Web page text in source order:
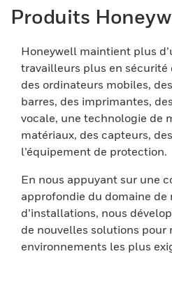
Produits
Honeywell maintient plus
travailleurs plus en
des ordinateurs mobiles,
barres, des imprimantes,
vocale, une technologie de
matériaux, des capteurs,
l’équipement de protection.
En nous appuyant sur une
approfondie du domaine de
d’installations, nous
de nouvelles solutions pour
environnements les plus